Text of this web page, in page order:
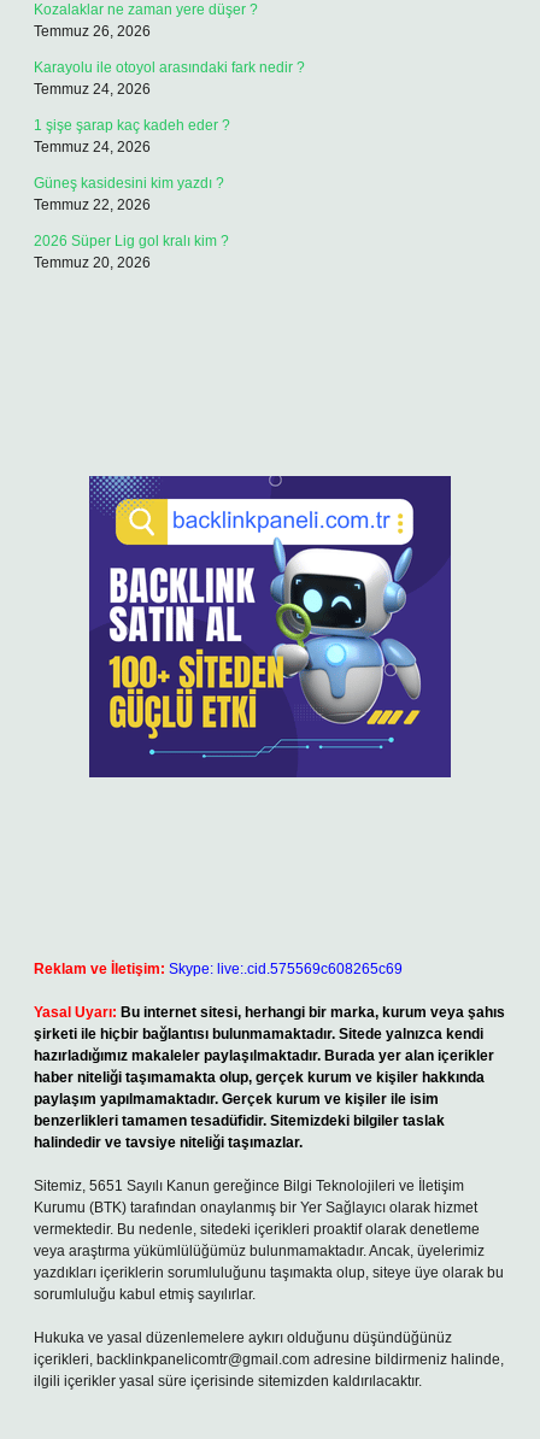
Kozalaklar ne zaman yere düşer ?
Temmuz 26, 2026
Karayolu ile otoyol arasındaki fark nedir ?
Temmuz 24, 2026
1 şişe şarap kaç kadeh eder ?
Temmuz 24, 2026
Güneş kasidesini kim yazdı ?
Temmuz 22, 2026
2026 Süper Lig gol kralı kim ?
Temmuz 20, 2026
Reklam ve İletişim: Skype: live:.cid.575569c608265c69
Yasal Uyarı: Bu internet sitesi, herhangi bir marka, kurum veya şahıs
şirketi ile hiçbir bağlantısı bulunmamaktadır. Sitede yalnızca kendi
hazırladığımız makaleler paylaşılmaktadır. Burada yer alan içerikler
haber niteliği taşımamakta olup, gerçek kurum ve kişiler hakkında
paylaşım yapılmamaktadır. Gerçek kurum ve kişiler ile isim
benzerlikleri tamamen tesadüfidir. Sitemizdeki bilgiler taslak
halindedir ve tavsiye niteliği taşımazlar.
Sitemiz, 5651 Sayılı Kanun gereğince Bilgi Teknolojileri ve İletişim
Kurumu (BTK) tarafından onaylanmış bir Yer Sağlayıcı olarak hizmet
vermektedir. Bu nedenle, sitedeki içerikleri proaktif olarak denetleme
veya araştırma yükümlülüğümüz bulunmamaktadır. Ancak, üyelerimiz
yazdıkları içeriklerin sorumluluğunu taşımakta olup, siteye üye olarak bu
sorumluluğu kabul etmiş sayılırlar.
Hukuka ve yasal düzenlemelere aykırı olduğunu düşündüğünüz
içerikleri, backlinkpanelicomtr@gmail.com adresine bildirmeniz halinde,
ilgili içerikler yasal süre içerisinde sitemizden kaldırılacaktır.